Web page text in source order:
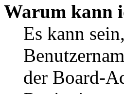
Warum kann
Es kann
der Board-